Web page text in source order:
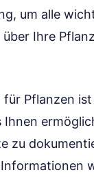
um alle
Ihre
Pflanzen
Ihnen
zu